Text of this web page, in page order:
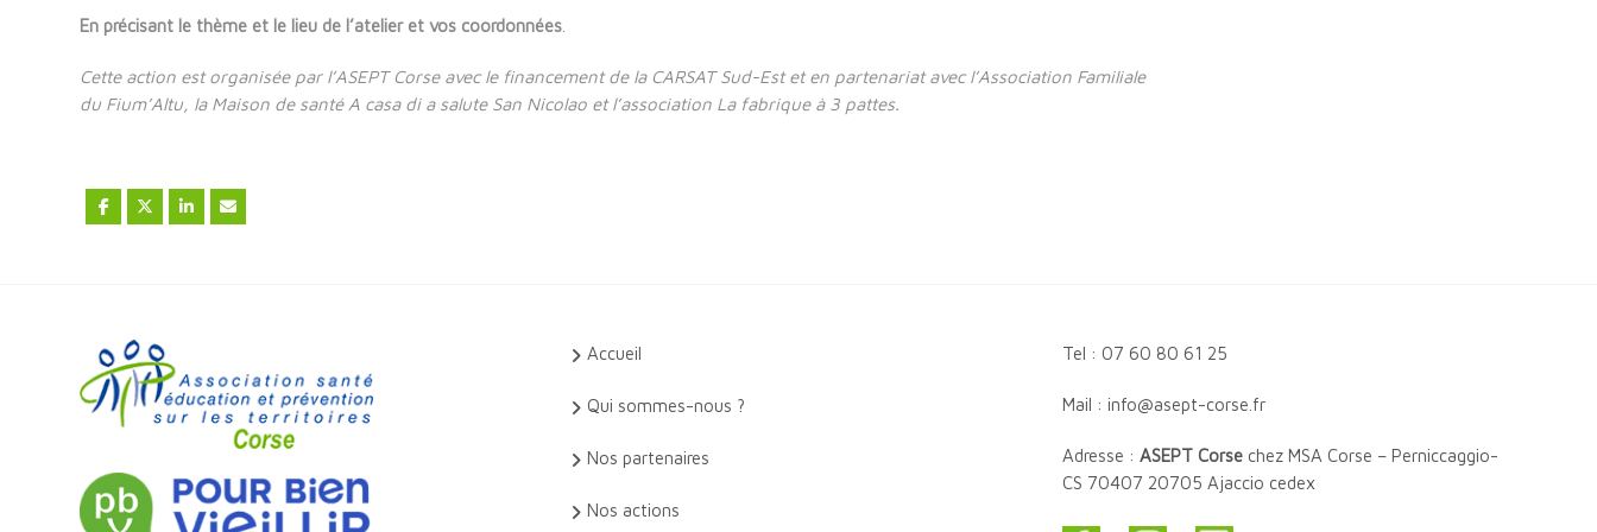
En précisant le thème et le lieu de l’atelier et vos coordonnées
Cette action est organisée par l’ASEPT Corse avec le financement de la CARSAT Sud-Est et en partenariatavec l’Association Familiale
du Fium’Altu, la Maison de santé A casa di a salute San Nicolao et l’association La fabrique à 3 pattes.
Accueil
Qui sommes-nous ?
Nos partenaires
Nos actions
Tel : 07 60 80 61 25
Mail : info@asept-corse.fr
Adresse : ASEPT Corsechez MSA Corse – Perniccaggio-
CS 70407 20705 Ajaccio cedex